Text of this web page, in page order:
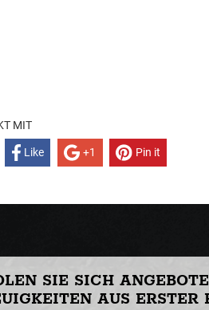
MIT
Like +1 Pin it
SIE SICH
AUS ERSTER